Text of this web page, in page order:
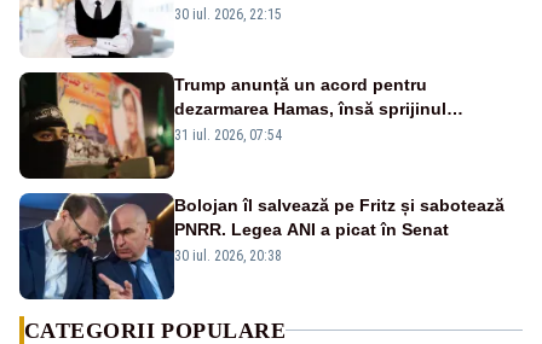
Bolojan”
30 iul. 2026, 22:15
Trump anunță un acord pentru
dezarmarea Hamas, însă sprijinul
Israelului rămâne incert
31 iul. 2026, 07:54
Bolojan îl salvează pe Fritz și sabotează
PNRR. Legea ANI a picat în Senat
30 iul. 2026, 20:38
CATEGORII POPULARE